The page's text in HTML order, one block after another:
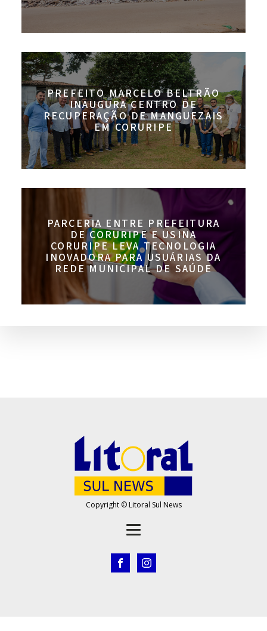
PREFEITO MARCELO BELTRÃO
INAUGURA CENTRO DE
RECUPERAÇÃO DE MANGUEZAIS
EM CORURIPE
PARCERIA ENTRE PREFEITURA
DE CORURIPE E USINA
CORURIPE LEVA TECNOLOGIA
INOVADORA PARA USUÁRIAS DA
REDE MUNICIPAL DE SAÚDE
Copyright © Litoral Sul News